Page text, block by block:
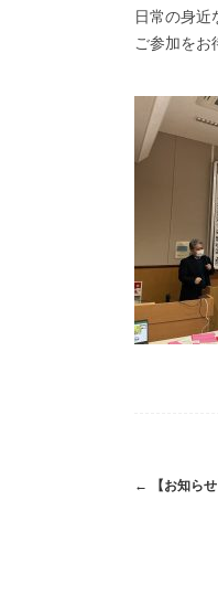
日常の身近
ご参加をお
Post
← 【お知ら